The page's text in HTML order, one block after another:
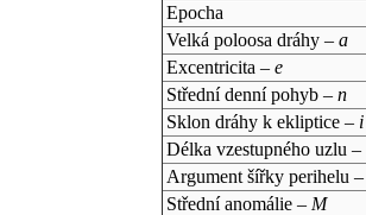
Epocha
Velká poloosa dráhy – a
Excentricita – e
Střední denní pohyb – n
Sklon dráhy k ekliptice – i
Délka vzestupného uzlu –
Argument šířky perihelu
Střední anomálie – M